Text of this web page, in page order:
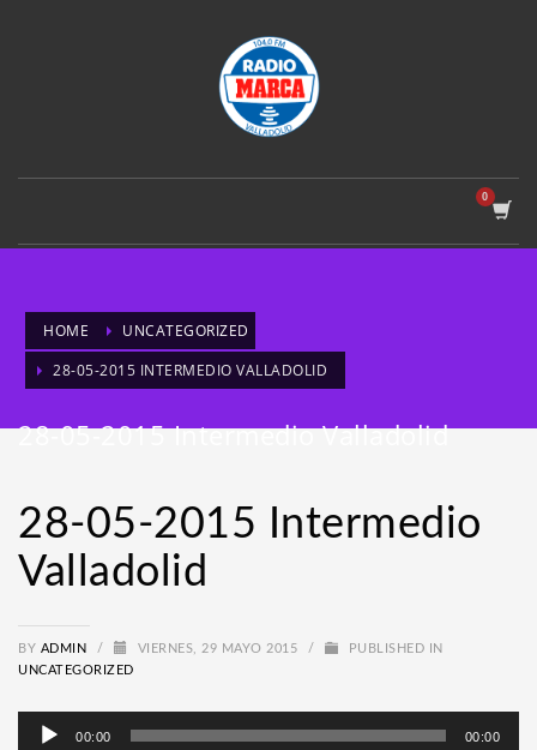
HOME
UNCATEGORIZED
28-05-2015 INTERMEDIO VALLADOLID
28-05-2015 Intermedio Valladolid
28-05-2015 Intermedio
Valladolid
BY ADMIN / VIERNES, 29 MAYO 2015 /
PUBLISHED IN
UNCATEGORIZED
Reproductor
00:00 00:00